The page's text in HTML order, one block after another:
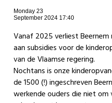
Monday 23
September 2024 17:40
Vanaf 2025 verliest
aan subsidies voor de
van de Vlaamse regering.
Nochtans is onze
de 1500 (!) ingeschreven
werkende ouders die niet